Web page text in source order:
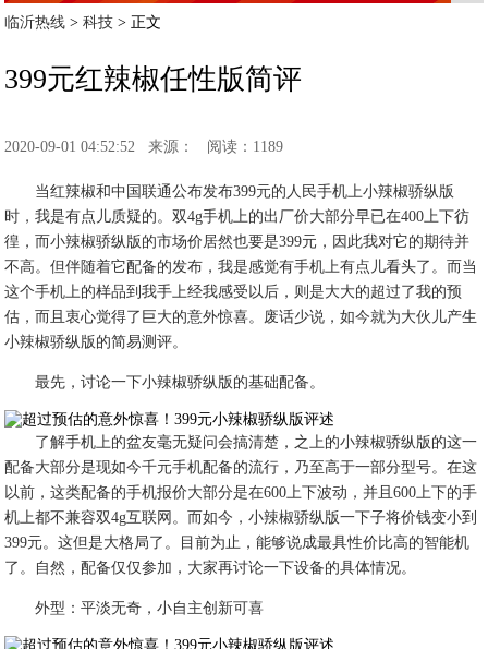
临沂热线 >科技 > 正文
399元红辣椒任性版简评
2020-09-01 04:52:52 来源： 阅读：1189
当红辣椒和中国联通公布发布399元的人民手机上小辣椒骄纵版
时，我是有点儿质疑的。双4g手机上的出厂价大部分早已在400上下彷
徨，而小辣椒骄纵版的市场价居然也要是399元，因此我对它的期待并
不高。但伴随着它配备的发布，我是感觉有手机上有点儿看头了。而当
这个手机上的样品到我手上经我感受以后，则是大大的超过了我的预
估，而且衷心觉得了巨大的意外惊喜。废话少说，如今就为大伙儿产生
小辣椒骄纵版的简易测评。
最先，讨论一下小辣椒骄纵版的基础配备。
了解手机上的盆友毫无疑问会搞清楚，之上的小辣椒骄纵版的这一
配备大部分是现如今千元手机配备的流行，乃至高于一部分型号。在这
以前，这类配备的手机报价大部分是在600上下波动，并且600上下的手
机上都不兼容双4g互联网。而如今，小辣椒骄纵版一下子将价钱变小到
399元。这但是大格局了。目前为止，能够说成最具性价比高的智能机
了。自然，配备仅仅参加，大家再讨论一下设备的具体情况。
外型：平淡无奇，小自主创新可喜